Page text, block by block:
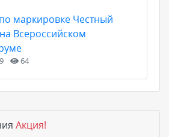
маркировке Честный
Всероссийском
64
Акция!